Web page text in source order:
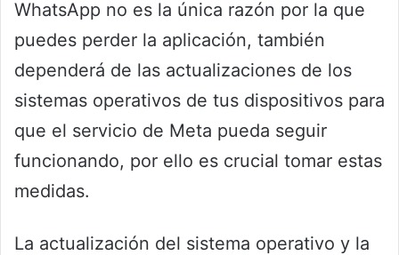
WhatsApp no es la única razón por la que
puedes perder la aplicación, también
dependerá de las actualizaciones de los
sistemas operativos de tus dispositivos para
que el servicio de Meta pueda seguir
funcionando, por ello es crucial tomar estas
medidas.
La actualización del sistema operativo y la